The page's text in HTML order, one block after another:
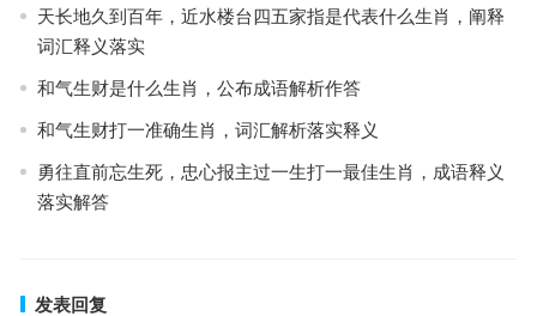
天长地久到百年，近水楼台四五家指是代表什么生肖，阐释
词汇释义落实
和气生财是什么生肖，公布成语解析作答
和气生财打一准确生肖，词汇解析落实释义
勇往直前忘生死，忠心报主过一生打一最佳生肖，成语释义
落实解答
发表回复